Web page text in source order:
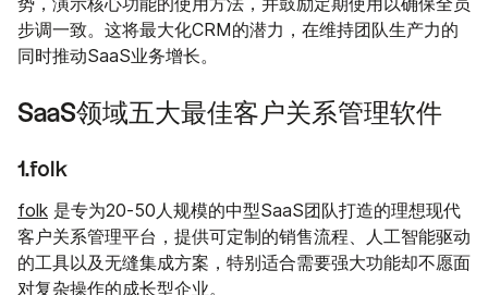
步调一致。这将最大化CRM的潜力，在维持团队生产力的
同时推动SaaS业务增长。
SaaS领域五大最佳客户关系管理软件
1.folk
folk 是专为20-50人规模的中型SaaS团队打造的理想现代
客户关系管理平台，提供可定制的销售流程、人工智能驱动
的工具以及无缝集成方案，特别适合需要强大功能却不愿面
对复杂操作的成长型企业。